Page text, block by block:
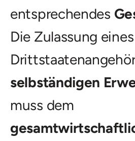
entsprechendes
Die Zulassung eines
selbständigen
muss dem